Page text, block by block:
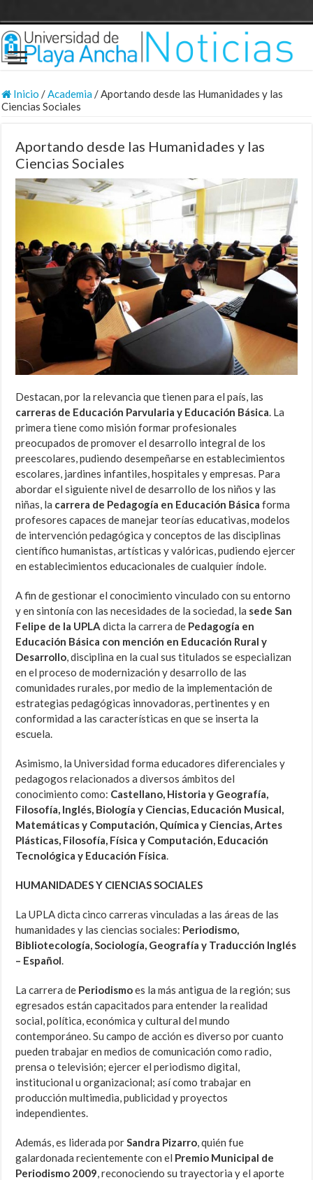
Inicio /Academia/Aportando desde las Humanidades y las
Ciencias Sociales
Aportando desde las Humanidades y las
Ciencias Sociales
Destacan, por la relevancia que tienen para el país, las
carreras de Educación Parvularia y Educación Básica. La
primera tiene como misión formar profesionales
preocupados de promover el desarrollo integral de los
preescolares, pudiendo desempeñarse en establecimientos
escolares, jardines infantiles, hospitales y empresas. Para
abordar el siguiente nivel de desarrollo de los niños y las
niñas, la carrera de Pedagogía en Educación Básica forma
profesores capaces de manejar teorías educativas, modelos
de intervención pedagógica y conceptos de las disciplinas
científico humanistas, artísticas y valóricas, pudiendo ejercer
en establecimientos educacionales de cualquier índole.
A fin de gestionar el conocimiento vinculado con su entorno
y en sintonía con las necesidades de la sociedad, la sede San
Felipe de la UPLA dicta la carrera de Pedagogía en
Educación Básica con mención en Educación Rural y
Desarrollo, disciplina en la cual sus titulados se especializan
en el proceso de modernización y desarrollo de las
comunidades rurales, por medio de la implementación de
estrategias pedagógicas innovadoras, pertinentes y en
conformidad a las características en que se inserta la
escuela.
Asimismo, la Universidad forma educadores diferenciales y
pedagogos relacionados a diversos ámbitos del
conocimiento como: Castellano, Historia y Geografía,
Filosofía, Inglés, Biología y Ciencias, Educación Musical,
Matemáticas y Computación, Química y Ciencias, Artes
Plásticas, Filosofía, Física y Computación, Educación
Tecnológica y Educación Física.
HUMANIDADES Y CIENCIAS SOCIALES
La UPLA dicta cinco carreras vinculadas a las áreas de las
humanidades y las ciencias sociales: Periodismo,
Bibliotecología, Sociología, Geografía y Traducción Inglés
– Español.
La carrera de Periodismoes la más antigua de la región; sus
egresados están capacitados para entender la realidad
social, política, económica y cultural del mundo
contemporáneo. Su campo de acción es diverso por cuanto
pueden trabajar en medios de comunicación como radio,
prensa o televisión; ejercer el periodismo digital,
institucional u organizacional; así como trabajar en
producción multimedia, publicidad y proyectos
independientes.
Además, es liderada porSandra Pizarro, quién fue
galardonada recientemente con el Premio Municipal de
Periodismo 2009, reconociendo su trayectoria y el aporte